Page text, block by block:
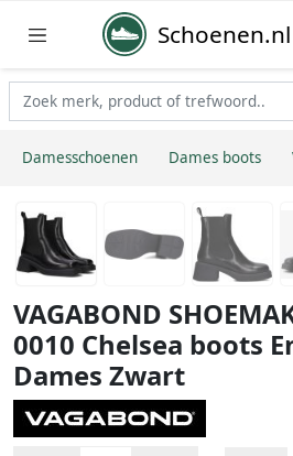
Schoenen.nl
Damesschoenen Dames boots
VAGABOND
0010 Chelsea boots
Dames Zwart